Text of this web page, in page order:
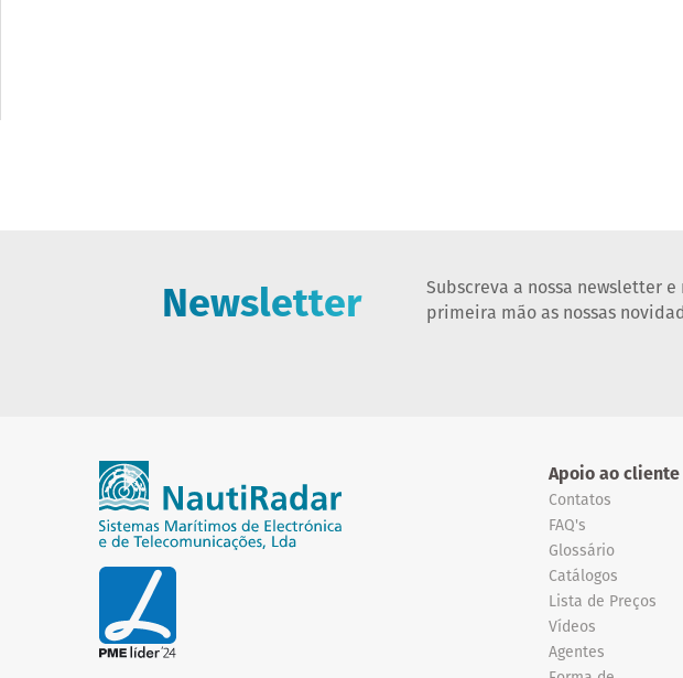
Newsletter
Subscreva a nossa newsletter
primeira mão as nossas
Apoio ao cliente
Contatos
FAQ's
Glossário
Catálogos
Lista de Preços
Vídeos
Agentes